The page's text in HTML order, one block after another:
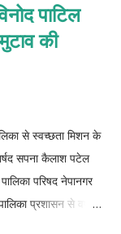
पाटिल
की
से स्वच्छता मिशन के
सपना कैलाश पटेल
परिषद नेपानगर
प्रशासन से वर्ष